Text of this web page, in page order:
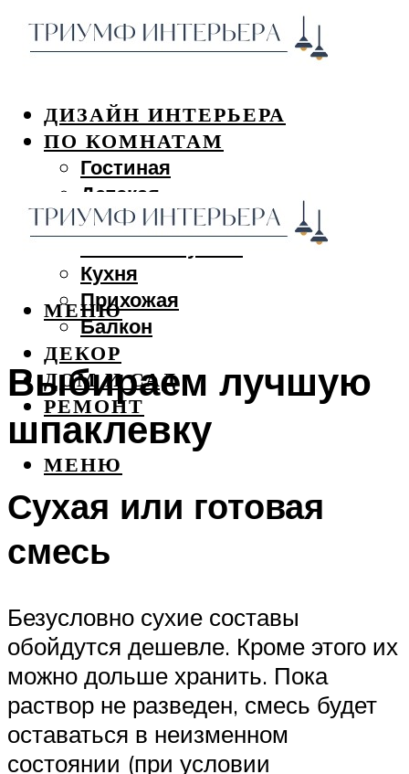
ДИЗАЙН ИНТЕРЬЕРА
ПО КОМНАТАМ
Гостиная
Детская
Спальня
Кухня
Прихожая
Балкон
ДЕКОР
ДОМ И САД
РЕМОНТ
МЕНЮ
МЕНЮ
Выбираем лучшую
шпаклевку
Сухая или готовая
смесь
Безусловно сухие составы
обойдутся дешевле. Кроме этого их
можно дольше хранить. Пока
раствор не разведен, смесь будет
оставаться в неизменном
состоянии (при условии